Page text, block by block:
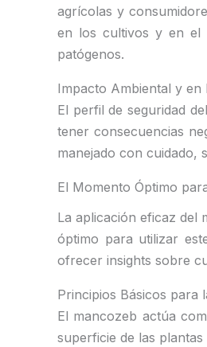
agrícolas y
en los cultivos y en el
patógenos.
Impacto Ambiental y en
El perfil de seguridad
tener consecuencias
manejado con cuidado,
El Momento Óptimo
La aplicación eficaz del
óptimo para utilizar
ofrecer insights sobre
Principios Básicos para
El mancozeb actúa
superficie de las